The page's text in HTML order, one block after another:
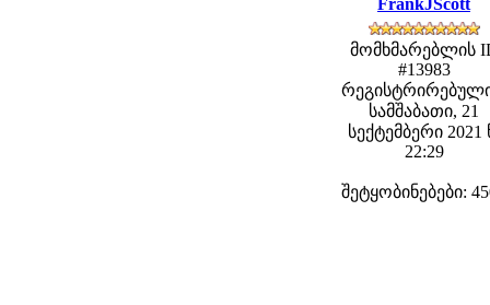
FrankJScott
მომხმარებლის
#13983
სამშაბათი, 21
სექტემბერი 2021
22:29
შეტყობინებები: